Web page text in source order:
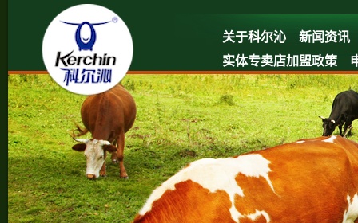
关于科尔沁
新闻资讯
实体专卖店加盟政策